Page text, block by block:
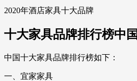
2020年酒店家具十大品牌
十大家具品牌排行榜中国
中国十大家具品牌排行榜如下：
一、宜家家具